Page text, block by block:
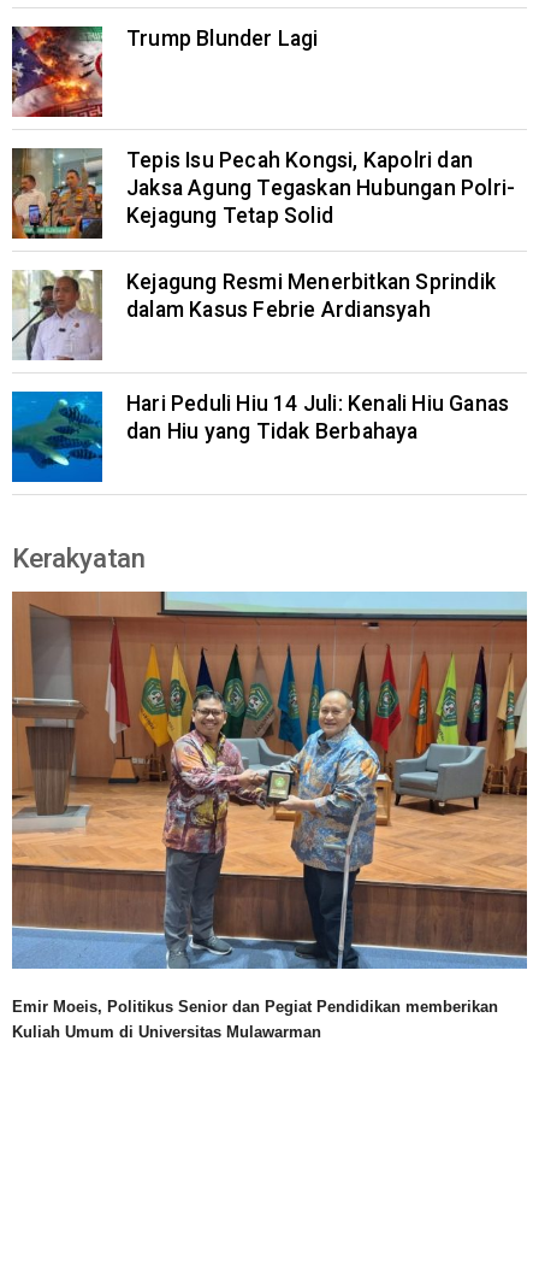
Trump Blunder Lagi
Tepis Isu Pecah Kongsi, Kapolri dan
Jaksa Agung Tegaskan Hubungan Polri-
Kejagung Tetap Solid
Kejagung Resmi Menerbitkan Sprindik
dalam Kasus Febrie Ardiansyah
Hari Peduli Hiu 14 Juli: Kenali Hiu Ganas
dan Hiu yang Tidak Berbahaya
Kerakyatan
Emir Moeis, Politikus Senior dan Pegiat Pendidikan memberikan
Kuliah Umum di Universitas Mulawarman